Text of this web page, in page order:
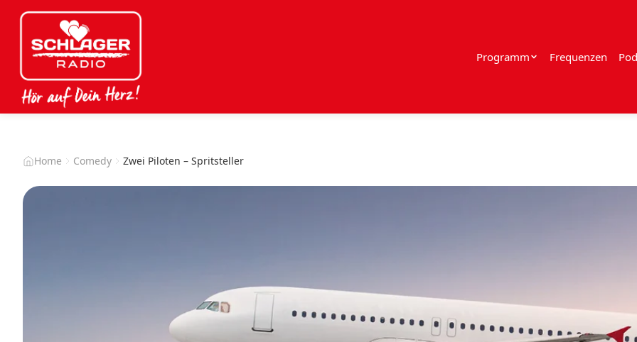
Programm Frequenzen
Home Comedy Zwei Piloten – Spritsteller